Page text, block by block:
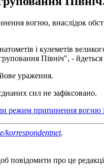
вогню, внаслідок
і кулеметів
Північ", -
ураження.
сил не зафіксовано.
режим припинення вогню і
korrespondentnet.
повідомити про це